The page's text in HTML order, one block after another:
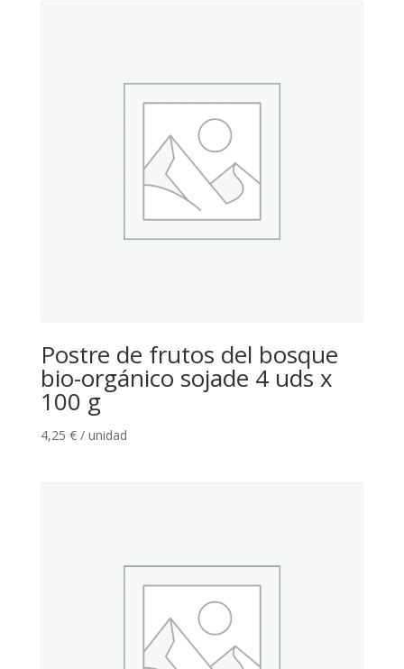
Postre de frutos del bosque
bio-orgánico sojade 4 uds x
100 g
4,25 € / unidad